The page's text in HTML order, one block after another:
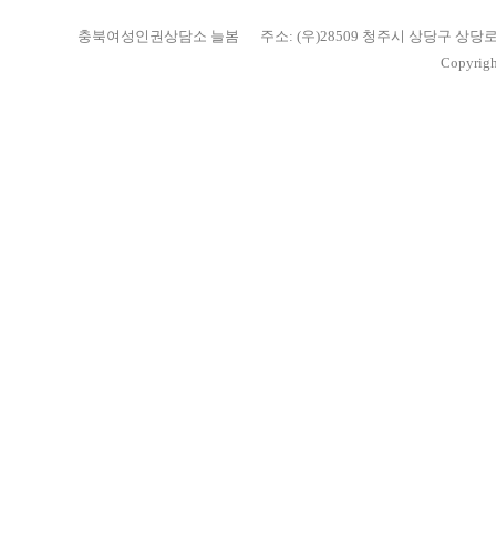
충북여성인권상담소 늘봄
주소: (우)28509 청주시 상당구 상당